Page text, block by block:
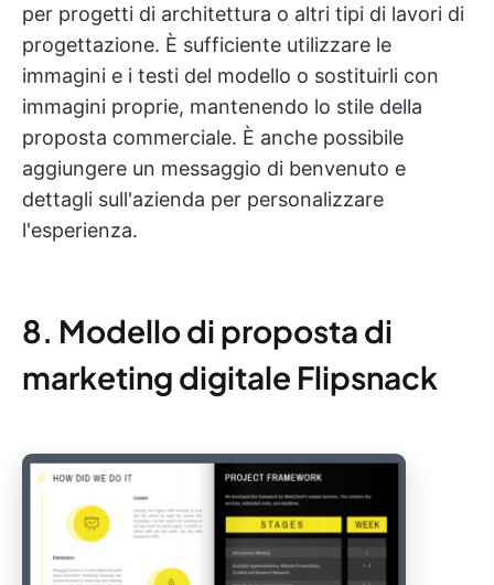
per progetti di architettura o altri tipi di lavori di
progettazione. È sufficiente utilizzare le
immagini e i testi del modello o sostituirli con
immagini proprie, mantenendo lo stile della
proposta commerciale. È anche possibile
aggiungere un messaggio di benvenuto e
dettagli sull'azienda per personalizzare
l'esperienza.
8. Modello di proposta di
marketing digitale Flipsnack